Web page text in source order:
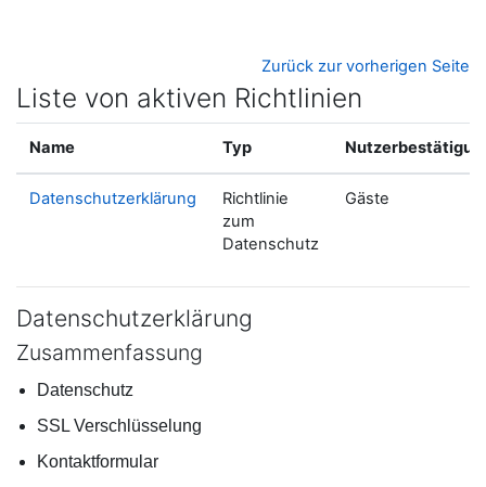
Zurück zur vorherigen Seite
Liste von aktiven Richtlinien
Name Typ
Datenschutzerklärung
Richtlinie
zum
Datenschutz
Gäste
Datenschutzerklärung
Zusammenfassung
Datenschutz
SSL Verschlüsselung
Kontaktformular